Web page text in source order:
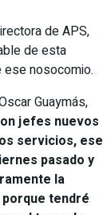
de APS,
de esta
nosocomio.
Guaymás,
jefes nuevos
servicios, ese
pasado y
la
tendré